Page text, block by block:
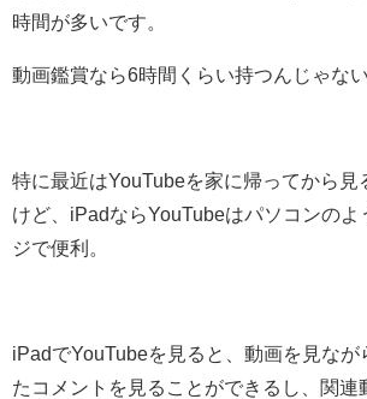
時間が多いです。
動画鑑賞なら6時間くらい持つんじゃない
特に最近はYouTubeを家に帰ってから見
けど、iPadならYouTubeはパソコンのよ
ジで便利。
iPadでYouTubeを見ると、動画を見なが
たコメントを見ることができるし、関連